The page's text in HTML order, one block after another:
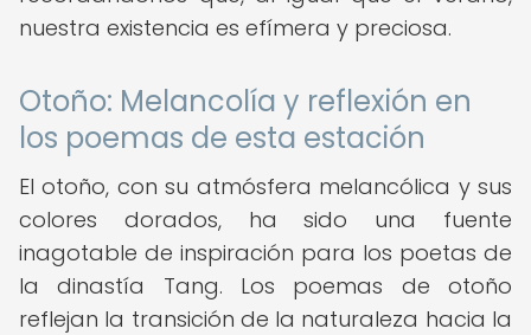
nuestra existencia es efímera y preciosa.
Otoño: Melancolía y reflexión en
los poemas de esta estación
El otoño, con su atmósfera melancólica y sus
colores dorados, ha sido una fuente
inagotable de inspiración para los poetas de
la dinastía Tang. Los poemas de otoño
reflejan la transición de la naturaleza hacia la